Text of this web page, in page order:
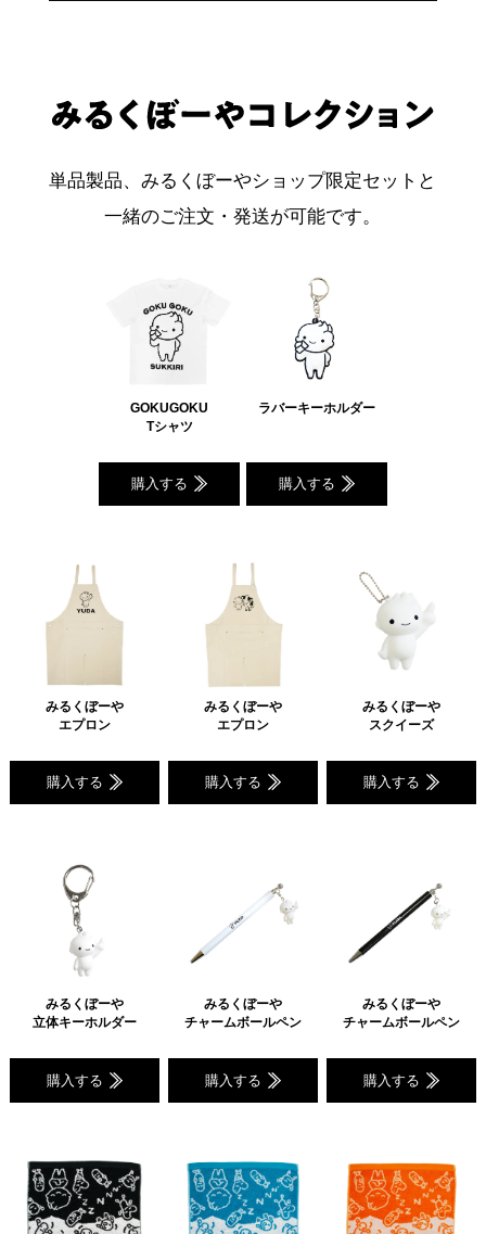
単品製品、みるくぼーやショップ限定セットと
一緒のご注文・発送が可能です。
GOKUGOKU
Tシャツ
購入する
ラバーキーホルダー
購入する
みるくぼーや
エプロン
購入する
みるくぼーや
エプロン
購入する
みるくぼーや
スクイーズ
購入する
みるくぼーや
立体キーホルダー
購入する
みるくぼーや
チャームボールペン
購入する
みるくぼーや
チャームボールペン
購入する